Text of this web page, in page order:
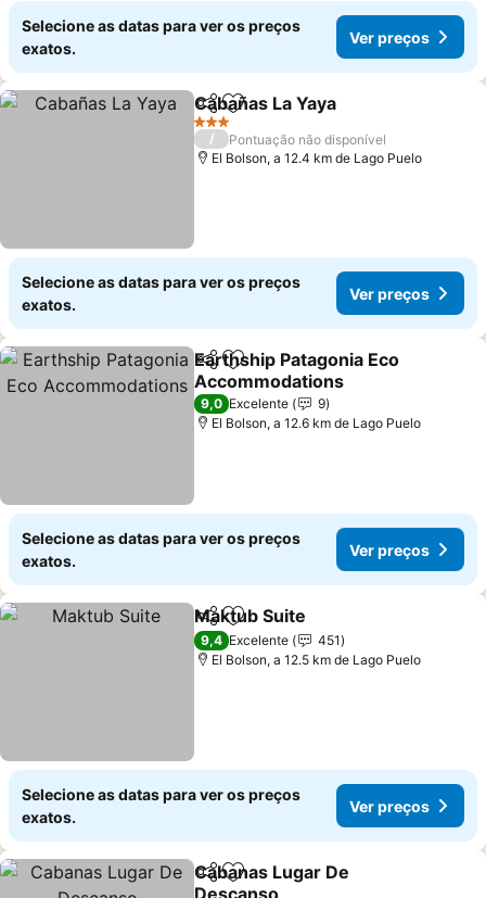
Selecione as datas para ver os preços
exatos.
Ver preços
PartilharAdicionar aos favoritos
Cabañas La Yaya
3 Estrelas
/
Pontuação não disponível
El Bolson, a 12.4 km de Lago Puelo
Selecione as datas para ver os preços
exatos.
Ver preços
PartilharAdicionar aos favoritos
Earthship Patagonia Eco
Accommodations
Ver preços
9,0 Excelente
9
El Bolson, a 12.6 km de Lago Puelo
Selecione as datas para ver os preços
exatos.
Ver preços
PartilharAdicionar aos favoritos
Maktub Suite
9,4 Excelente
451
El Bolson, a 12.5 km de Lago Puelo
Selecione as datas para ver os preços
exatos.
Ver preços
PartilharAdicionar aos favoritos
Cabanas Lugar De
Descanso